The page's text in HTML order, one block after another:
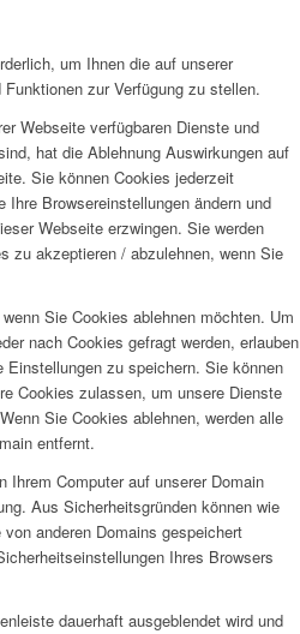
um Ihnen die auf unserer
zur Verfügung zu stellen.
Webseite verfügbaren Dienste und
hat die Ablehnung Auswirkungen auf
Sie können Cookies jederzeit
Browsereinstellungen ändern und
Webseite erzwingen. Sie werden
zu akzeptieren / abzulehnen, wenn Sie
Sie Cookies ablehnen möchten. Um
nach Cookies gefragt werden, erlauben
zu speichern. Sie können
Cookies zulassen, um unsere Dienste
Sie Cookies ablehnen, werden alle
entfernt.
Ihrem Computer auf unserer Domain
Aus Sicherheitsgründen können wie
anderen Domains gespeichert
Ihres Browsers
dauerhaft ausgeblendet wird und